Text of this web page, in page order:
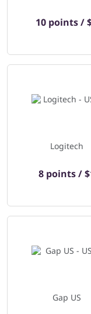
10 points /
Logitech
8 points /
Gap US